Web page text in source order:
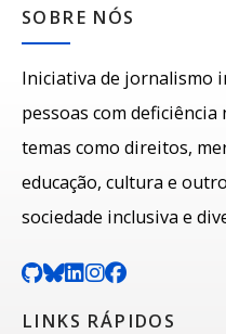
SOBRE NÓS
Iniciativa de jornalismo
pessoas com
temas como direitos,
educação, cultura e
sociedade inclusiva e
LINKS RÁPIDOS